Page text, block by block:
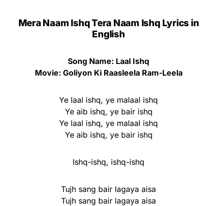
Mera Naam Ishq Tera Naam Ishq Lyrics in
English
Song Name: Laal Ishq
Movie: Goliyon Ki Raasleela Ram-Leela
Ye laal ishq, ye malaal ishq
Ye aib ishq, ye bair ishq
Ye laal ishq, ye malaal ishq
Ye aib ishq, ye bair ishq
Ishq-ishq, ishq-ishq
Tujh sang bair lagaya aisa
Tujh sang bair lagaya aisa